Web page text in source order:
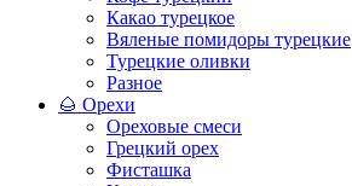
Какао турецкое
Вяленые помидоры турецкие
Турецкие оливки
Разное
🌰 Орехи
Ореховые смеси
Грецкий орех
Фисташка